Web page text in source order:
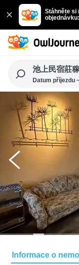
Stáhněte si
池上民宿莊
Datum příjezdu
Informace o